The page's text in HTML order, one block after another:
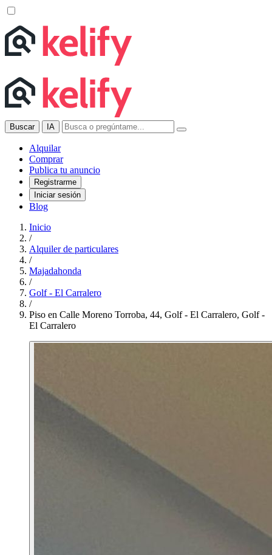
Buscar IA
Alquilar
Comprar
Publica tu anuncio
Registrarme
Iniciar sesión
Blog
Inicio
/
Alquiler de particulares
/
Majadahonda
/
Golf - El Carralero
/
Piso en Calle Moreno Torroba, 44, Golf - El Carralero, Golf -
El Carralero